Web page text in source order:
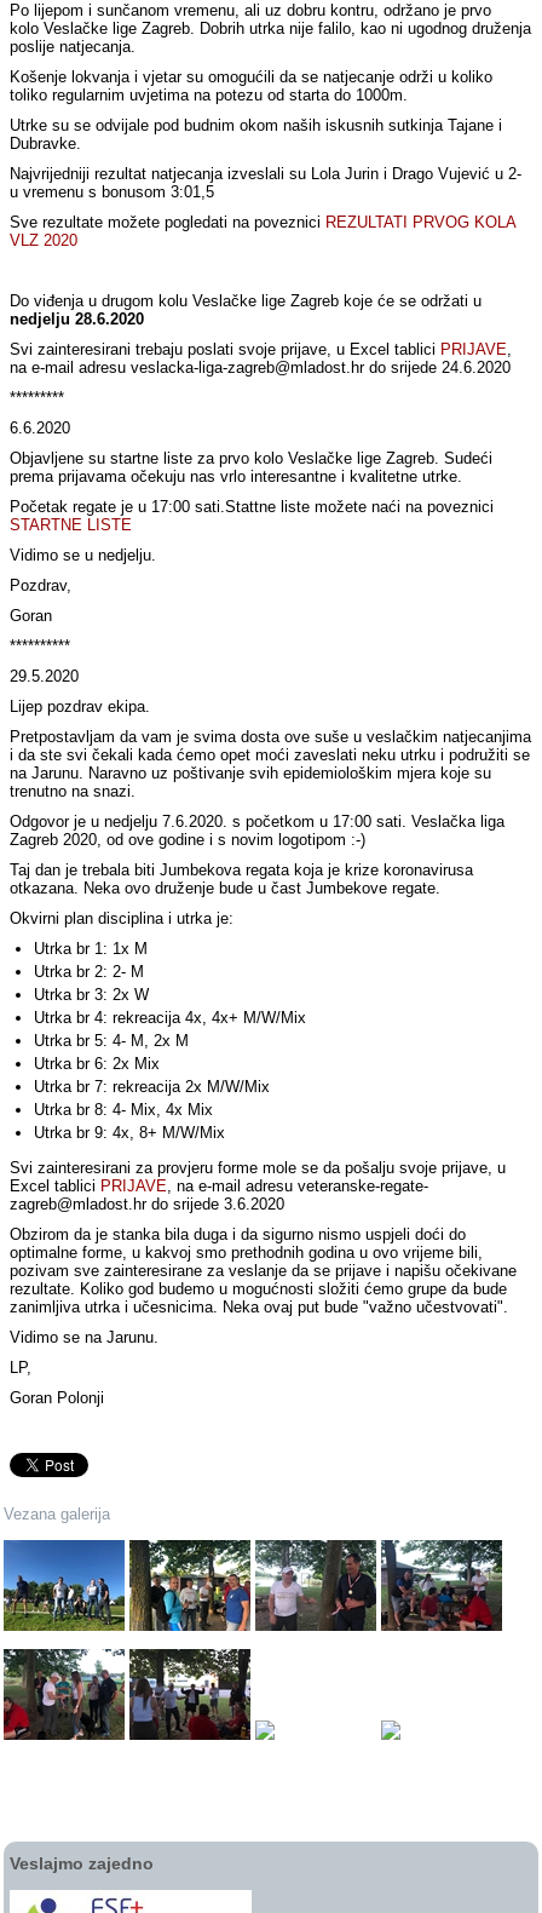
Po lijepom i sunčanom vremenu, ali uz dobru kontru, održano je prvo
kolo Veslačke lige Zagreb. Dobrih utrka nije falilo, kao ni ugodnog druženja
poslije natjecanja.
Košenje lokvanja i vjetar su omogućili da se natjecanje održi u koliko
toliko regularnim uvjetima na potezu od starta do 1000m.
Utrke su se odvijale pod budnim okom naših iskusnih sutkinja Tajane i
Dubravke.
Najvrijedniji rezultat natjecanja izveslali su Lola Jurin i Drago Vujević u 2-
u vremenu s bonusom 3:01,5
Sve rezultate možete pogledati na poveznici REZULTATI PRVOG KOLA
VLZ 2020
Do viđenja u drugom kolu Veslačke lige Zagreb koje će se održati u
nedjelju 28.6.2020
Svi zainteresirani trebaju poslati svoje prijave, u Excel tablici PRIJAVE,
na e-mail adresu veslacka-liga-zagreb@mladost.hr do srijede 24.6.2020
*********
6.6.2020
Objavljene su startne liste za prvo kolo Veslačke lige Zagreb. Sudeći
prema prijavama očekuju nas vrlo interesantne i kvalitetne utrke.
Početak regate je u 17:00 sati.Stattne liste možete naći na poveznici
STARTNE LISTE
Vidimo se u nedjelju.
Pozdrav,
Goran
**********
29.5.2020
Lijep pozdrav ekipa.
Pretpostavljam da vam je svima dosta ove suše u veslačkim natjecanjima
i da ste svi čekali kada ćemo opet moći zaveslati neku utrku i podružiti se
na Jarunu. Naravno uz poštivanje svih epidemiološkim mjera koje su
trenutno na snazi.
Odgovor je u nedjelju 7.6.2020. s početkom u 17:00 sati. Veslačka liga
Zagreb 2020, od ove godine i s novim logotipom :-)
Taj dan je trebala biti Jumbekova regata koja je krize koronavirusa
otkazana. Neka ovo druženje bude u čast Jumbekove regate.
Okvirni plan disciplina i utrka je:
Utrka br 1: 1x M
Utrka br 2: 2- M
Utrka br 3: 2x W
Utrka br 4: rekreacija 4x, 4x+ M/W/Mix
Utrka br 5: 4- M, 2x M
Utrka br 6: 2x Mix
Utrka br 7: rekreacija 2x M/W/Mix
Utrka br 8: 4- Mix, 4x Mix
Utrka br 9: 4x, 8+ M/W/Mix
Svi zainteresirani za provjeru forme mole se da pošalju svoje prijave, u
Excel tablici PRIJAVE, na e-mail adresu veteranske-regate-
zagreb@mladost.hr do srijede 3.6.2020
Obzirom da je stanka bila duga i da sigurno nismo uspjeli doći do
optimalne forme, u kakvoj smo prethodnih godina u ovo vrijeme bili,
pozivam sve zainteresirane za veslanje da se prijave i napišu očekivane
rezultate. Koliko god budemo u mogućnosti složiti ćemo grupe da bude
zanimljiva utrka i učesnicima. Neka ovaj put bude "važno učestvovati".
Vidimo se na Jarunu.
LP,
Goran Polonji
Vezana galerija
Veslajmo zajedno